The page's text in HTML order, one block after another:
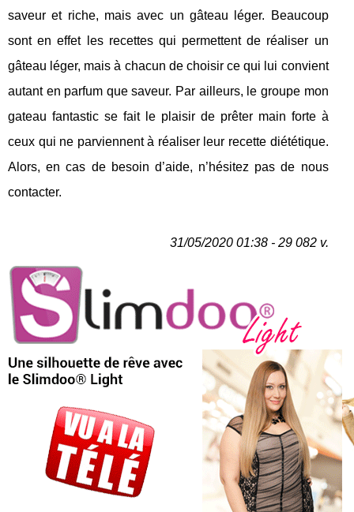
saveur et riche, mais avec un gâteau léger. Beaucoup
sont en effet les recettes qui permettent de réaliser un
gâteau léger, mais à chacun de choisir ce qui lui convient
autant en parfum que saveur. Par ailleurs, le groupe mon
gateau fantastic se fait le plaisir de prêter main forte à
ceux qui ne parviennent à réaliser leur recette diététique.
Alors, en cas de besoin d’aide, n’hésitez pas de nous
contacter.
31/05/2020 01:38 - 29 082 v.